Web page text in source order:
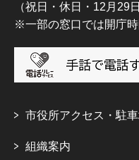
（祝日・休日・12月29
※一部の窓口では開庁
市役所アクセス・駐
組織案内